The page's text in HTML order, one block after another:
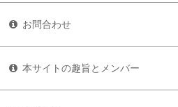
お問合わせ
本サイトの趣旨とメンバー